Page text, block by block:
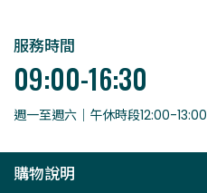
服務時間
09:00-16:30
週一至週六｜午休時段12:00-13:00
購物說明